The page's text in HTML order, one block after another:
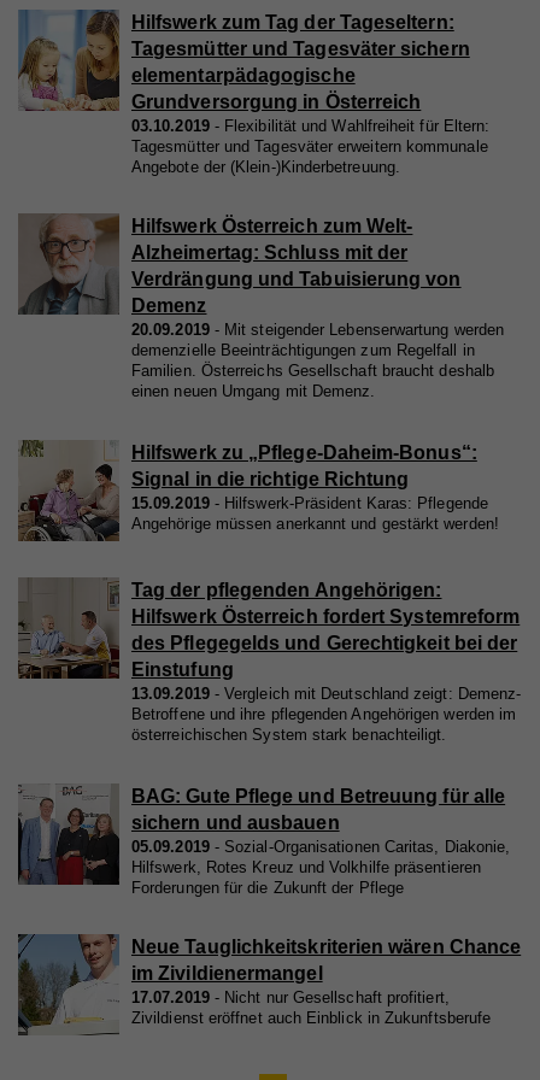
Hilfswerk zum Tag der Tageseltern:
Tagesmütter und Tagesväter sichern
elementarpädagogische
Grundversorgung in Österreich
03.10.2019
Flexibilität und Wahlfreiheit für Eltern:
Tagesmütter und Tagesväter erweitern kommunale
Angebote der (Klein-)Kinderbetreuung.
Hilfswerk Österreich zum Welt-
Alzheimertag: Schluss mit der
Verdrängung und Tabuisierung von
Demenz
20.09.2019
Mit steigender Lebenserwartung werden
demenzielle Beeinträchtigungen zum Regelfall in
Familien. Österreichs Gesellschaft braucht deshalb
einen neuen Umgang mit Demenz.
Hilfswerk zu „Pflege-Daheim-Bonus“:
Signal in die richtige Richtung
15.09.2019
Hilfswerk-Präsident Karas: Pflegende
Angehörige müssen anerkannt und gestärkt werden!
Tag der pflegenden Angehörigen:
Hilfswerk Österreich fordert Systemreform
des Pflegegelds und Gerechtigkeit bei der
Einstufung
13.09.2019
Vergleich mit Deutschland zeigt: Demenz-
Betroffene und ihre pflegenden Angehörigen werden im
österreichischen System stark benachteiligt.
BAG: Gute Pflege und Betreuung für alle
sichern und ausbauen
05.09.2019
Sozial-Organisationen Caritas, Diakonie,
Hilfswerk, Rotes Kreuz und Volkhilfe präsentieren
Forderungen für die Zukunft der Pflege
Neue Tauglichkeitskriterien wären Chance
im Zivildienermangel
17.07.2019
Nicht nur Gesellschaft profitiert,
Zivildienst eröffnet auch Einblick in Zukunftsberufe
Zweck
identifiziert.
Name fe_typo_user
Hilfswerk
Zweck
Eindeutige ID, die die Sitzung des Benutzers
identifiziert.
access
7 Tage
Zweck
Speichert die Farbkontrasteinstellung der
Barrierefreileiste.
Zweck
Registriert eine eindeutige ID, um Statistiken der
Videos von YouTube, die der Benutzer gesehen hat,
zu behalten.
GPS
Anbieter YouTube
Laufzeit 1 Tag
Registriert eine eindeutige ID auf mobilen Geräten,
um Tracking basierend auf dem geografischen
GPS-Standort zu ermöglichen.
VISITOR_INFO1_LIVE
Anbieter YouTube
Laufzeit
Versucht, die Benutzerbandbreite auf Seiten mit
integrierten YouTube-Videos zu schätzen.
vuid
Laufzeit 2 Jahre
Zweck Wird verwendet, um Vimeo-Inhalte zu entsperren.
Name
Anbieter Whatchado
Laufzeit 1 Minute
relevante/personalisierte Marketinginhalte zeigen zu
können. Mit dieser Art Cookies sammeln wir
möglicherweise persönliche, identifizierbare
Informationen und verwenden diese für gezielte
Werbung und/oder teilen sie zu diesem Zweck mit
und aufgezeichneten Aktivitäten können an Dritte
verkauft werden.
_fbp
Facebook
Zweck
Wird von Facebook genutzt, um eine Reihe von
Werbeprodukten anzuzeigen, zum Beispiel
Echtzeitgebote dritter Werbetreibender.
fr
Anbieter Facebook
90 Tage
Beinhaltet eine eindeutige Browser und Benutzer
Cookie-Informationen anzeigen
Statistik
Statistik-Cookies helfen uns zu verstehen, wie Sie
mit unserer Webseite interagieren, indem
werden. Die gesammelten Informationen helfen uns,
unser Webseitenangebot laufend zu verbessern.
Anbieter Google Analytics
Laufzeit 2 Jahre
Registriert eine eindeutige ID, die verwendet wird,
um statistische Daten dazu, wie der Besucher die
Name _gat
Anbieter Google Universal Analytics
Laufzeit
Zweck
Wird von Google Analytics verwendet, um die
Anforderungsrate einzuschränken.
Cookie-Informationen anzeigen
Externe Inhalte
Mit dieser Einstellung werden externe Inhalte auf
unserer Webseite zugelassen, die von Drittanbietern
stammen (z.B. Inlineframes). Dabei werden
technische Daten (z.B. IP-Adresse) automatisch an
die jeweiligen Drittanbieter übermittelt, damit deren
werden können.